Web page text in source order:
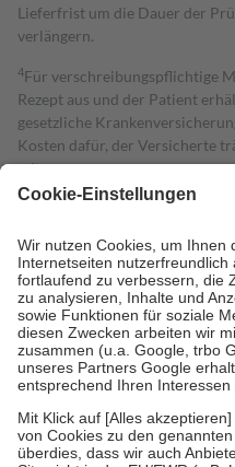
Lieferfrist um die Dauer der
verlängern.
4Für verschreibungspflichtige
Rezept aus und der Patient
gesetzliche
Kosten dafür, der Versicherte
mit.
Grundsätzlich leisten Mitglieder
höchstens zehn Euro.
Es sind
Kosten der Leistung zu
Diese Regeln gelten
Bei Heilmitteln und häuslicher
Zuzahlung zehn Prozent der
Verordnung.
Um das Engagement der
stärken und die besondere
fallenkeine Zuzahlungenan bei:
• Kindern und Jugendlichen